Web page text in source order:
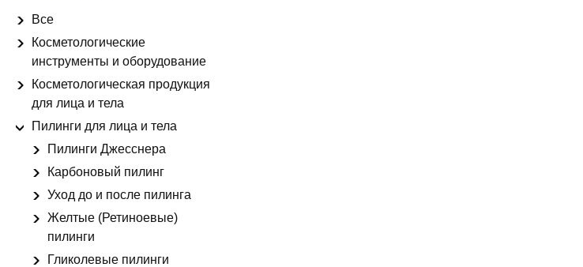
Все
Косметологические
инструменты и оборудование
Косметологическая продукция
для лица и тела
Пилинги для лица и тела
Пилинги Джесснера
Карбоновый пилинг
Уход до и после пилинга
Желтые (Ретиноевые)
пилинги
Гликолевые пилинги